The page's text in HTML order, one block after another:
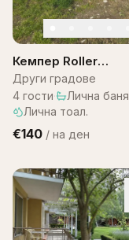
Кемпер Roller
team 287
Други градове
4 гости· Лична баня
Лична тоал.
€140 / на ден